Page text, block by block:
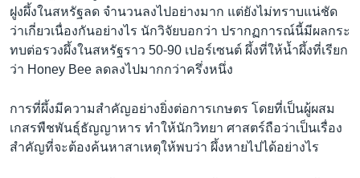
ฝูงผึ้งในสหรัฐลด จำนวนลงไปอย่างมาก แต่ยังไม่ทราบแน่ชัด
ว่าเกี่ยวเนื่องกันอย่างไร นักวิจัยบอกว่า ปรากฏการณ์นี้มีผลกระ
ทบต่อรวงผึ้งในสหรัฐราว 50-90 เปอร์เซนต์ ผึ้งที่ให้น้ำผึ้งที่เรียก
ว่า Honey Bee ลดลงไปมากกว่าครึ่งหนึ่ง
การที่ผึ้งมีความสำคัญอย่างยิ่งต่อการเกษตร โดยที่เป็นผู้ผสม
เกสรพืชพันธุ์ธัญญาหาร ทำให้นักวิทยา ศาสตร์ถือว่าเป็นเรื่อง
สำคัญที่จะต้องค้นหาสาเหตุให้พบว่า ผึ้งหายไปได้อย่างไร